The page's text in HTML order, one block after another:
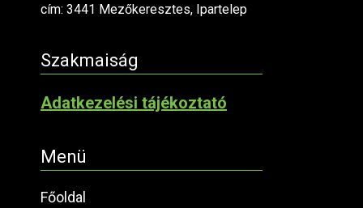
cím: 3441 Mezőkeresztes, Ipartelep
Szakmaiság
Adatkezelési tájékoztató
Menü
Főoldal